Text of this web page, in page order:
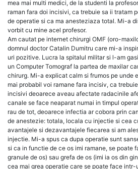
mea mai multi medici, de la studenti la
raman fara doi incisivi, ca trebuie sa ii tratam
de operatie si ca ma anesteziaza total. Mi-a
vorbit cu mine acel profesor.
Am cautat pe internet chirurgi OMF (oro-
domnul doctor Catalin Dumitru care mi-a
uri pozitive. Lucra la spitalul militar si l-am
un Computer Tomograf la partea de maxilar
chirurg. Mi-a explicat calm si frumos pe unde
mai probabil voi ramane fara incisiv, ca
incisivi deoarece aveau afectate radacinile
canale se face neaparat numai in timpul
rau de tot, deoarece infectia ar cobora prin
de anestezie: totala, locala cu injectie si cea
avantajele si dezavantajele fiecarea si am
injectie. Mi-a spus ca dupa operatie sunt
si ca in functie de ce os imi ramane, se poate
granule de os) sau grefa de os (imi ia os din
cea mai grea operatie care se poate face